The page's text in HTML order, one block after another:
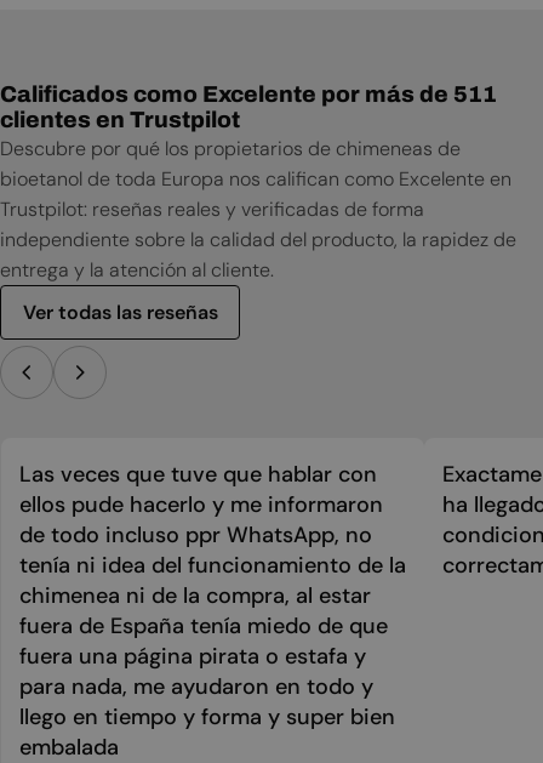
Calificados como Excelente por más de 511
clientes en Trustpilot
Descubre por qué los propietarios de chimeneas de
bioetanol de toda Europa nos califican como Excelente en
Trustpilot: reseñas reales y verificadas de forma
independiente sobre la calidad del producto, la rapidez de
entrega y la atención al cliente.
Ver todas las reseñas
Las veces que tuve que hablar con
ellos pude hacerlo y me informaron
de todo incluso ppr WhatsApp, no
tenía ni idea del funcionamiento de la
chimenea ni de la compra, al estar
fuera de España tenía miedo de que
fuera una página pirata o estafa y
para nada, me ayudaron en todo y
llego en tiempo y forma y super bien
embalada
ha